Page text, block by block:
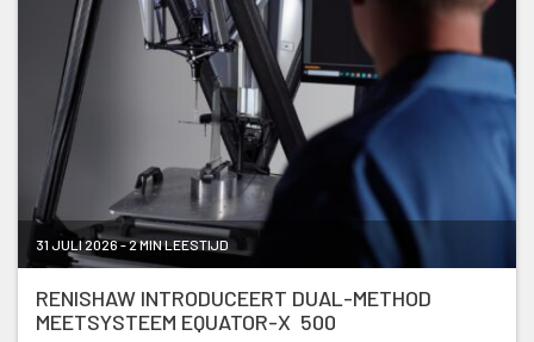
31 JULI 2026 - 2 MIN LEESTIJD
RENISHAW INTRODUCEERT DUAL-METHOD
MEETSYSTEEM EQUATOR-X 500